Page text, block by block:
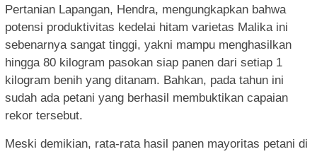
Pertanian Lapangan, Hendra, mengungkapkan bahwa
potensi produktivitas kedelai hitam varietas Malika ini
sebenarnya sangat tinggi, yakni mampu menghasilkan
hingga 80 kilogram pasokan siap panen dari setiap 1
kilogram benih yang ditanam. Bahkan, pada tahun ini
sudah ada petani yang berhasil membuktikan capaian
rekor tersebut.
Meski demikian, rata-rata hasil panen mayoritas petani di